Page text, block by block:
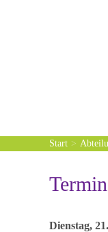
Start
Dienstag,